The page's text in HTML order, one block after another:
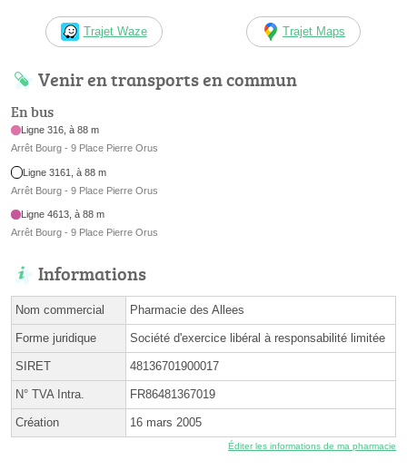
Trajet Waze Trajet Maps
Venir en transports en commun
En bus
Ligne 316, à 88 m
Arrêt Bourg - 9 Place Pierre Orus
Ligne 3161, à 88 m
Arrêt Bourg - 9 Place Pierre Orus
Ligne 4613, à 88 m
Arrêt Bourg - 9 Place Pierre Orus
Informations
Nom commercial Pharmacie des Allees
Forme juridique Société d'exercice libéral à responsabilité limitée
SIRET 48136701900017
N° TVA Intra. FR86481367019
Création 16 mars 2005
Éditer les informations de ma pharmacie